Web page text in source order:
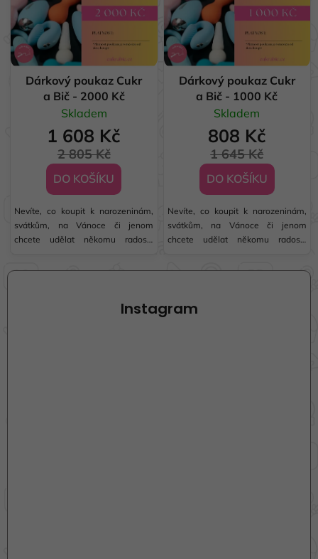
Dárkový poukaz Cukr
a Bič - 2000 Kč
Skladem
1 608 Kč
2 805 Kč
DO KOŠÍKU
Nevíte, co koupit k narozeninám,
svátkům, na Vánoce či jenom
chcete udělat někomu radost?
Dárkový poukaz Cukr
a Bič - 1000 Kč
Skladem
808 Kč
1 645 Kč
DO KOŠÍKU
Nevíte, co koupit k narozeninám,
svátkům, na Vánoce či jenom
chcete udělat někomu radost?
á
Instagram